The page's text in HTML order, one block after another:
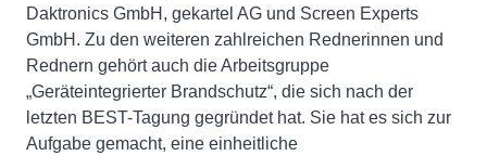
Daktronics GmbH, gekartel AG und Screen Experts
GmbH. Zu den weiteren zahlreichen Rednerinnen und
Rednern gehört auch die Arbeitsgruppe
„Geräteintegrierter Brandschutz“, die sich nach der
letzten BEST-Tagung gegründet hat. Sie hat es sich zur
Aufgabe gemacht, eine einheitliche